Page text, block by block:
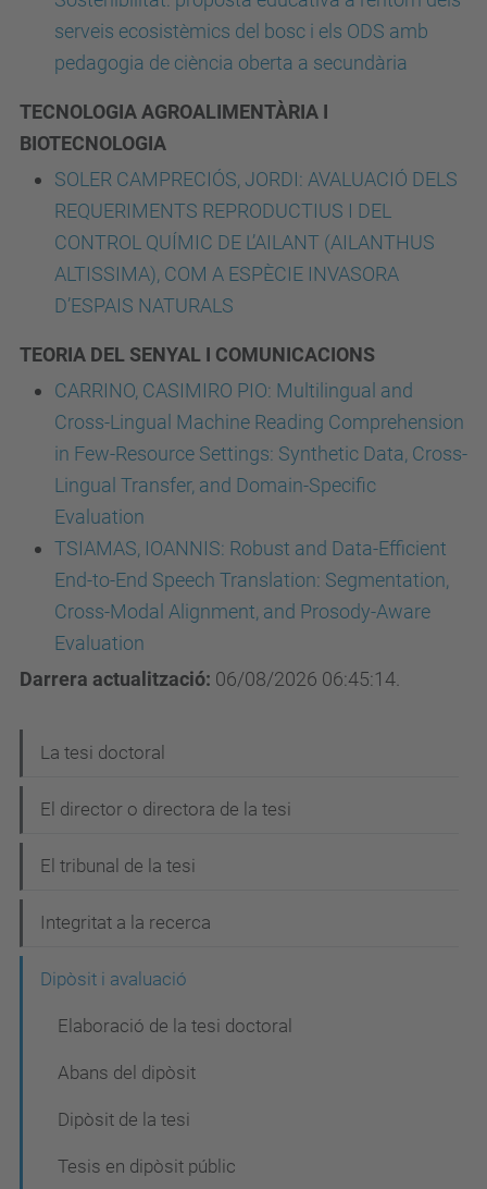
serveis ecosistèmics del bosc i els ODS amb
pedagogia de ciència oberta a secundària
TECNOLOGIA AGROALIMENTÀRIA I
BIOTECNOLOGIA
SOLER CAMPRECIÓS, JORDI: AVALUACIÓ DELS
REQUERIMENTS REPRODUCTIUS I DEL
CONTROL QUÍMIC DE L’AILANT (AILANTHUS
ALTISSIMA), COM A ESPÈCIE INVASORA
D’ESPAIS NATURALS
TEORIA DEL SENYAL I COMUNICACIONS
CARRINO, CASIMIRO PIO: Multilingual and
Cross-Lingual Machine Reading Comprehension
in Few-Resource Settings: Synthetic Data, Cross-
Lingual Transfer, and Domain-Specific
Evaluation
TSIAMAS, IOANNIS: Robust and Data-Efficient
End-to-End Speech Translation: Segmentation,
Cross-Modal Alignment, and Prosody-Aware
Evaluation
Darrera actualització: 06/08/2026 06:45:14.
a
v
g
a
La tesi doctoral
El director o directora de la tesi
El tribunal de la tesi
Integritat a la recerca
Dipòsit i avaluació
Elaboració de la tesi doctoral
Abans del dipòsit
Dipòsit de la tesi
Tesis en dipòsit públic